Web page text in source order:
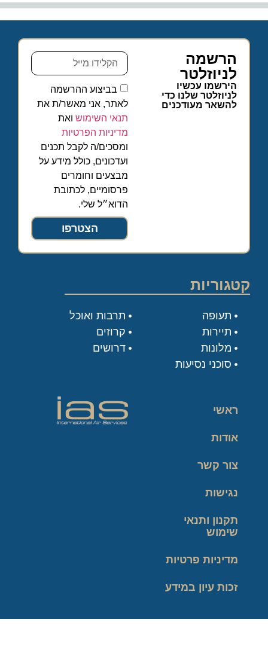
הרשמה
לניוזלטר
הירשמו עכשיו
לניוזלטר שלנו כדי
להשאר מעודכנים
בביצוע ההרשמה
לאתר, אני מאשר/ת את
תנאי השימושואת
מדיניות הפרטיות
ומסכים/ה לקבל תכנים
ועדכונים, כולל מידע על
מבצעים וחומרים
פרסומיים, לכתובת
הדוא״ל שלי.
הצטרפו
קטגוריות
תעופה
תיירות
מלונות
סוכני נסיעות
תרבות ואוכל
קרוזים
דרושים
ראשי
אודות
צור קשר
נגישות
תקנון ותנאי
שימוש
מדיניות פרטיות
זכות עיון במידע